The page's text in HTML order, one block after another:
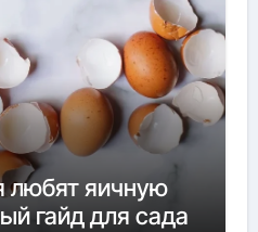
любят яичную
гайд для сада